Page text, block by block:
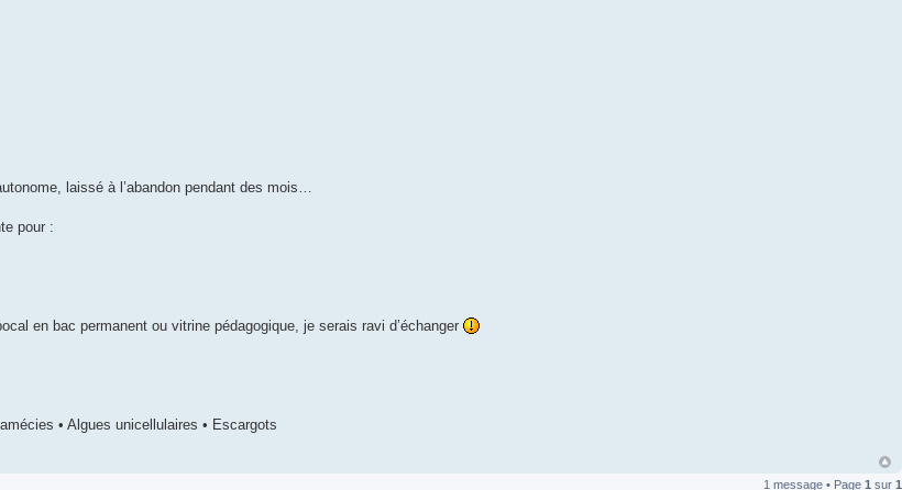
laissé à l’abandon pendant des mois…
pour :
en bac permanent ou vitrine pédagogique, je serais ravi d’échanger
• Algues unicellulaires • Escargots
1 message • Page 1 sur 1